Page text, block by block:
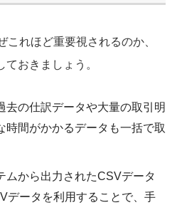
れほど重要視されるのか、
おきましょう。
去の仕訳データや大量の取引明
時間がかかるデータも一括で取
ムから出力されたCSVデータ
データを利用することで、手